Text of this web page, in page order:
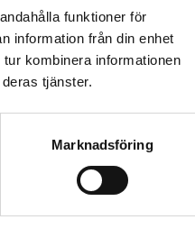
funktioner för
information från din enhet
kombinera informationen
tjänster.
Marknadsföring